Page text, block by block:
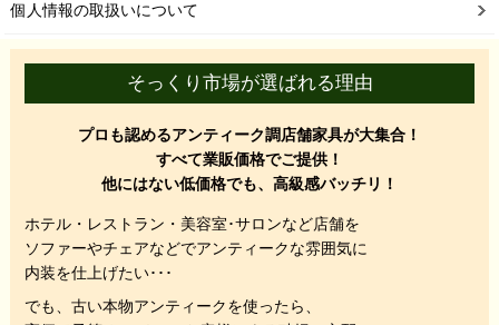
個人情報の取扱いについて
そっくり市場が選ばれる理由
プロも認めるアンティーク調店舗家具が大集合！
すべて業販価格でご提供！
他にはない低価格でも、高級感バッチリ！
ホテル・レストラン・美容室･サロンなど店舗を
ソファーやチェアなどでアンティークな雰囲気に
内装を仕上げたい･･･
でも、 古い本物アンティークを使ったら、